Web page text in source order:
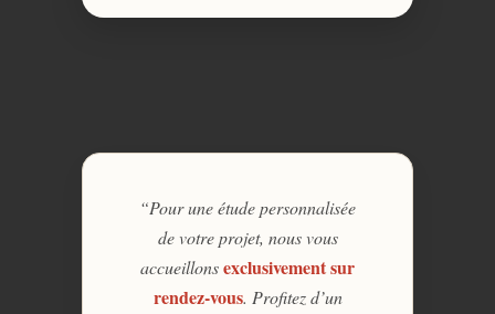
“Pour une étude personnalisée
de votre projet, nous vous
accueillonsexclusivement sur
rendez-vous. Profitez d’un